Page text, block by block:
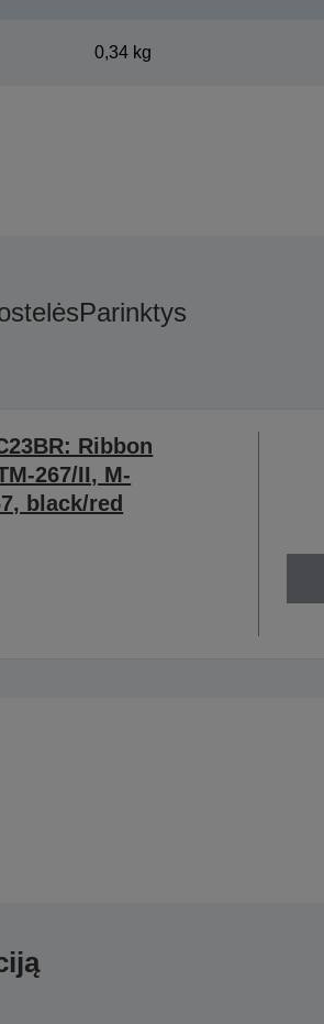
0,34 kg
Parinktys
Ribbon
267/II, M-
black/red